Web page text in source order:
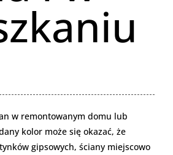
w remontowanym domu lub
kolor może się okazać, że
gipsowych, ściany miejscowo